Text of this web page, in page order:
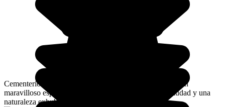
Cementerio histórico de la ciudad de Lviv, Lychakiv es un
maravilloso espacio verde, que mezcla historia de la ciudad y una
naturaleza exhuberante.